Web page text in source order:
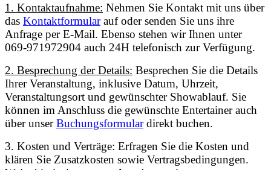
1. Kontaktaufnahme: Nehmen Sie Kontakt mit uns über
das Kontaktformularauf oder senden Sie uns ihre
Anfrage per E-Mail. Ebenso stehen wir Ihnen unter
069-971972904 auch 24H telefonisch zur Verfügung.
2. Besprechung der Details: Besprechen Sie die Details
Ihrer Veranstaltung, inklusive Datum, Uhrzeit,
Veranstaltungsort und gewünschter Showablauf. Sie
können im Anschluss die gewünschte Entertainer auch
über unserBuchungsformulardirekt buchen.
3. Kosten und Verträge: Erfragen Sie die Kosten und
klären Sie Zusatzkosten sowie Vertragsbedingungen.